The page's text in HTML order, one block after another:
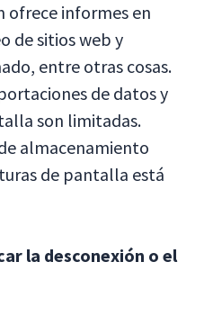
ofrece informes en
de sitios web y
entre otras cosas.
de datos y
son limitadas.
almacenamiento
de pantalla está
la desconexión o el